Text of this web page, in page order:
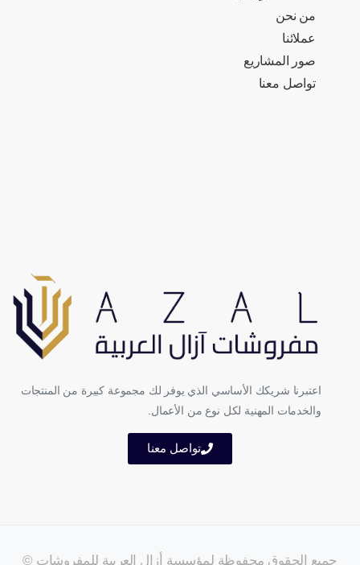
من نحن
عملائنا
صور المشاريع
تواصل معنا
اعتبرنا شريكك الأساسي الذي يوفر لك مجموعة كبيرة من المنتجات
والخدمات المهنية لكل نوع من الأعمال.
تواصل معنا
جميع الحقوق محفوظة لمؤسسة أزال العربية للمفروشات ©